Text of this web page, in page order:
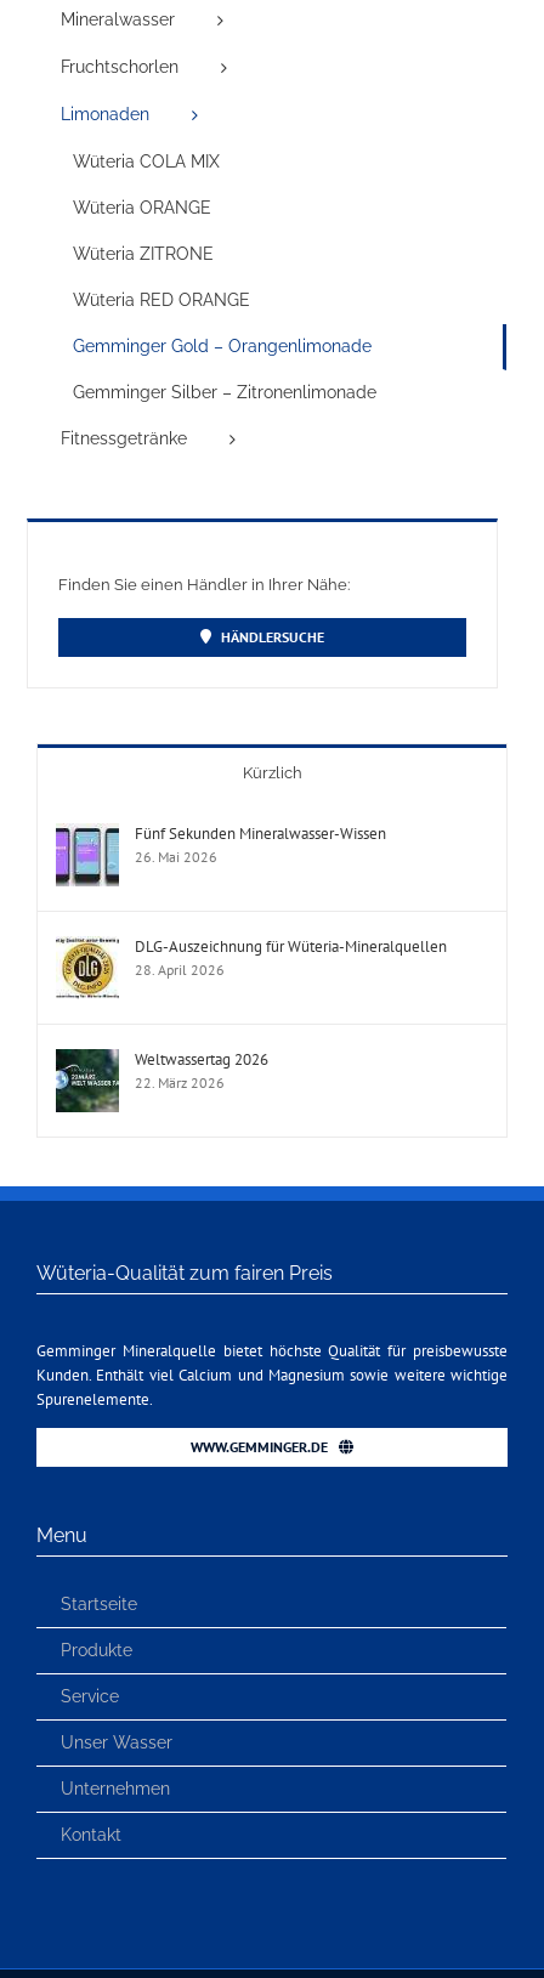
Mineralwasser
Fruchtschorlen
Limonaden
Wüteria COLA MIX
Wüteria ORANGE
Wüteria ZITRONE
Wüteria RED ORANGE
Gemminger Gold – Orangenlimonade
Gemminger Silber – Zitronenlimonade
Fitnessgetränke
Finden Sie einen Händler in Ihrer Nähe:
HÄNDLERSUCHE
Kürzlich
Fünf Sekunden Mineralwasser-Wissen
26. Mai 2026
DLG-Auszeichnung für Wüteria-Mineralquellen
28. April 2026
Weltwassertag 2026
22. März 2026
Wüteria-Qualität zum fairen Preis
Gemminger Mineralquelle bietet höchste Qualität für preisbewusste
Kunden. Enthält viel Calcium und Magnesium sowie weitere wichtige
Spurenelemente.
WWW.GEMMINGER.DE
Menu
Startseite
Produkte
Service
Unser Wasser
Unternehmen
Kontakt